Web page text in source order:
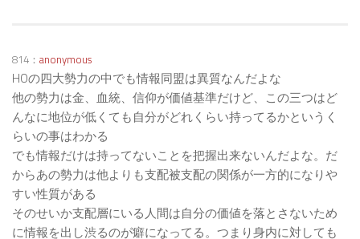
814： anonymous
HOの四大勢力の中でも情報同盟は異質なんだよな
他の勢力は金、血統、信仰が価値基準だけど、この三つはど
んなに地位が低くても自分がどれくらい持ってるかというく
らいの事はわかる
でも情報だけは持ってないことを把握出来ないんだよな。だ
からあの勢力は他よりも支配被支配の関係が一方的になりや
すい性質がある
そのせいか支配層にいる人間は自分の価値を落とさないため
に情報を出し渋るのが癖になってる。つまり身内に対しても